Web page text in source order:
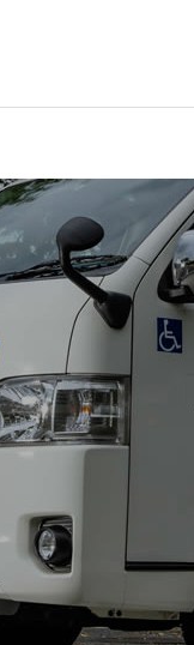
救援事業
スタッフブログ
緊急搬送された後介護タク
シーご利用で帰宅